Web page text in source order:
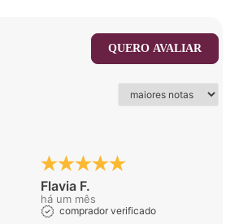
QUERO AVALIAR
Flavia F.
há um mês
comprador verificado